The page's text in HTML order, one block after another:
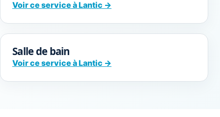
Voir ce service à Lantic →
Salle de bain
Voir ce service à Lantic →